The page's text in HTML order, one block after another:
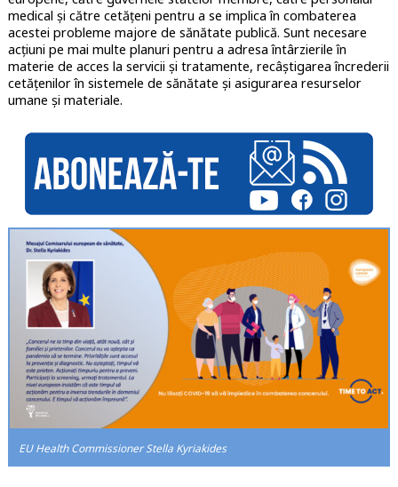
medical și către cetățeni pentru a se implica în combaterea
acestei probleme majore de sănătate publică. Sunt necesare
acțiuni pe mai multe planuri pentru a adresa întârzierile în
materie de acces la servicii și tratamente, recâștigarea încrederii
cetățenilor în sistemele de sănătate și asigurarea resurselor
umane și materiale.
EU Health Commissioner Stella Kyriakides